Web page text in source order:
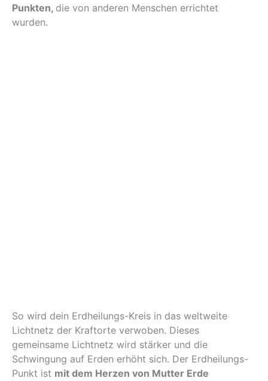
Punkten, die von anderen Menschen errichtet
wurden.
So wird dein Erdheilungs-Kreis in das weltweite
Lichtnetz der Kraftorte verwoben. Dieses
gemeinsame Lichtnetz wird stärker und die
Schwingung auf Erden erhöht sich. Der Erdheilungs-
Punkt ist mit dem Herzen von Mutter Erde